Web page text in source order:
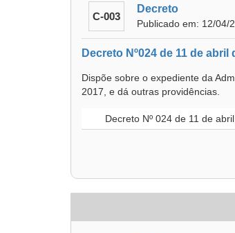
C-003
Decreto
Publicado em: 12/04/
Decreto Nº024 de 11 de abril
Dispõe sobre o expediente da
2017, e dá outras providências.
Decreto Nº 024 de 11 de